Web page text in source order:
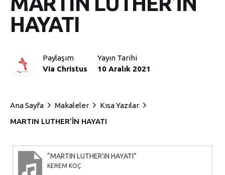
HAYATI
Paylaşım
Via Christus
Yayın Tarihi
10 Aralık 2021
Ana Sayfa Makaleler
Kısa Yazılar
MARTIN LUTHER’İN HAYATI
“MARTIN LUTHER'iN HAYATI”
KEREM KOÇ